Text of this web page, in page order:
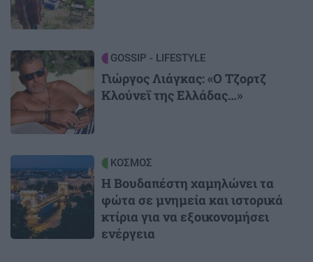
Image GOSSIP - LIFESTYLE
Γιώργος Λιάγκας: «Ο Τζορτζ
Κλούνεϊ της Ελλάδας…»
ΚΟΣΜΟΣ
Η Βουδαπέστη χαμηλώνει τα
φώτα σε μνημεία και ιστορικά
κτίρια για να εξοικονομήσει
ενέργεια